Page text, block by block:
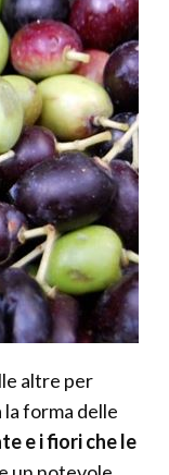
altre per
forma delle
e i fiori che le